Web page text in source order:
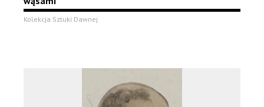
Kolekcja Sztuki Dawnej